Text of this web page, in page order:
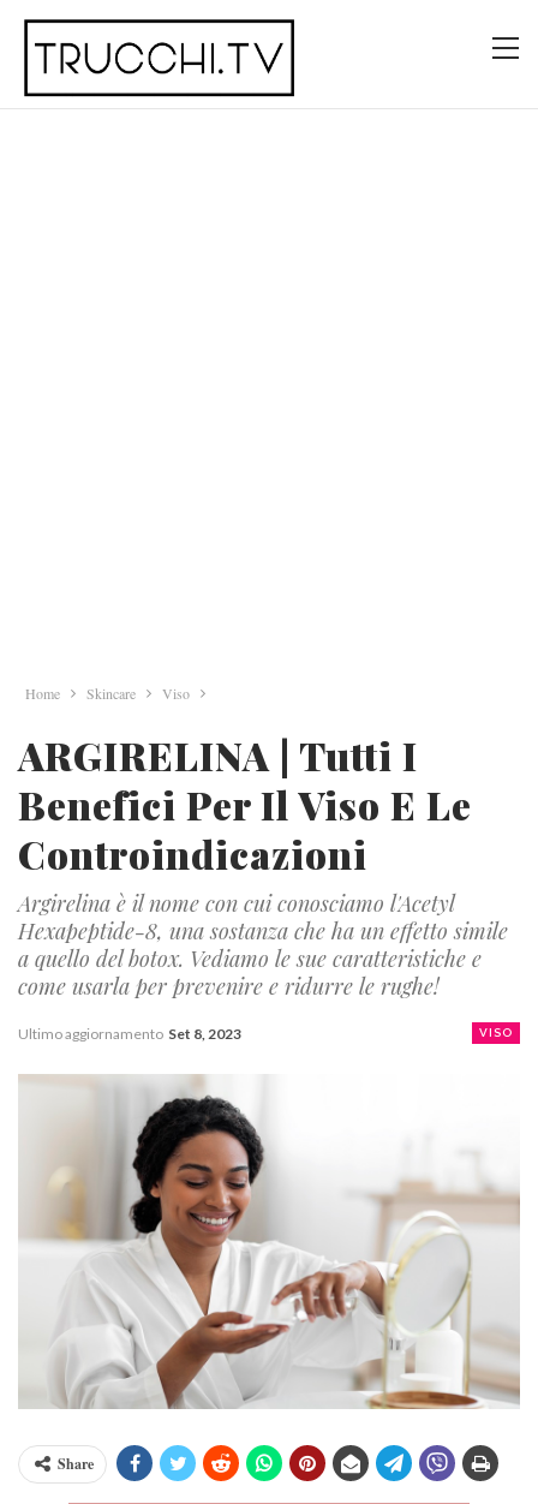
Home Skincare Viso
ARGIRELINA | Tutti I
Benefici Per Il Viso E Le
Controindicazioni
Argirelina è il nome con cui conosciamo l'Acetyl
Hexapeptide-8, una sostanza che ha un effetto simile
a quello del botox. Vediamo le sue caratteristiche e
come usarla per prevenire e ridurre le rughe!
VISO
Ultimo aggiornamento Set 8, 2023
Share